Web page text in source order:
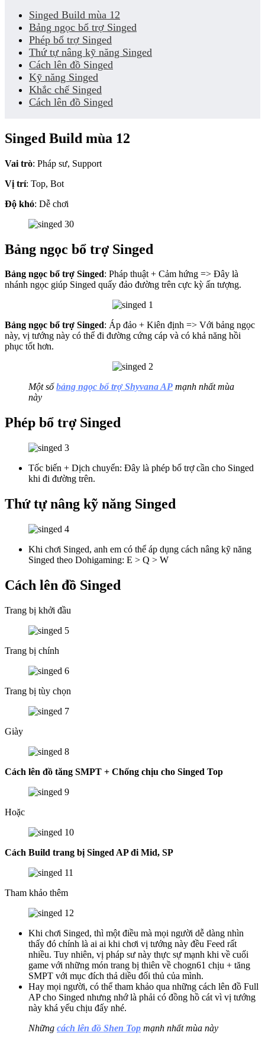
Singed Build mùa 12
Bảng ngọc bổ trợ Singed
Phép bổ trợ Singed
Thứ tự nâng kỹ năng Singed
Cách lên đồ Singed
Kỹ năng Singed
Khắc chế Singed
Cách lên đồ Singed
Singed Build mùa 12
Vai trò: Pháp sư, Support
Vị trí: Top, Bot
Độ khó: Dễ chơi
Bảng ngọc bổ trợ Singed
Bảng ngọc bổ trợ Singed: Pháp thuật + Cảm hứng => Đây là
nhánh ngọc giúp Singed quấy đảo đường trên cực kỳ ấn tượng.
Bảng ngọc bổ trợ Singed: Áp đảo + Kiên định => Với bảng ngọc
này, vị tướng này có thể đi đường cứng cáp và có khả năng hồi
phục tốt hơn.
Một sốbảng ngọc bổ trợ Shyvana AP mạnh nhất mùa
này
Phép bổ trợ Singed
Tốc biến + Dịch chuyển: Đây là phép bổ trợ cần cho Singed
khi đi đường trên.
Thứ tự nâng kỹ năng Singed
Khi chơi Singed, anh em có thể áp dụng cách nâng kỹ năng
Singed theo Dohigaming: E > Q > W
Cách lên đồ Singed
Trang bị khởi đầu
Trang bị chính
Trang bị tùy chọn
Giày
Cách lên đồ tăng SMPT + Chống chịu cho Singed Top
Hoặc
Cách Build trang bị Singed AP đi Mid, SP
Tham khảo thêm
Khi chơi Singed, thì một điều mà mọi người dễ dàng nhìn
thấy đó chính là ai ai khi chơi vị tướng này đều Feed rất
nhiều. Tuy nhiên, vị pháp sư này thực sự mạnh khi về cuối
game với những món trang bị thiên về chogn61 chịu + tăng
SMPT với mục đích thả diều đối thủ của mình.
Hay mọi người, có thể tham khảo qua những cách lên đồ Full
AP cho Singed nhưng nhớ là phải có đồng hồ cát vì vị tướng
này khá yếu chịu đấy nhé.
Những cách lên đồ Shen Top mạnh nhất mùa này